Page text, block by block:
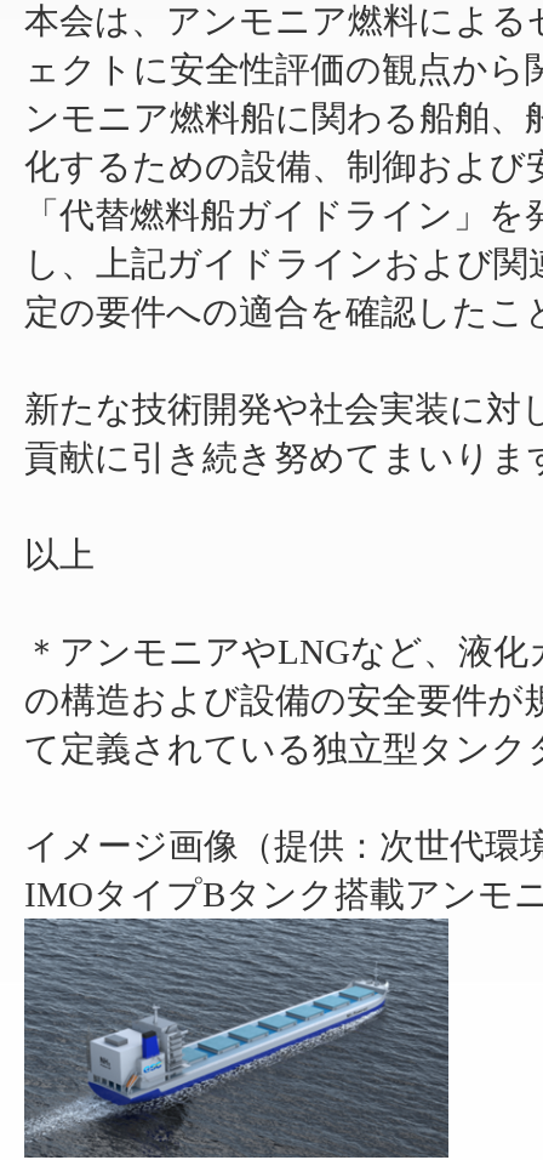
本会は、アンモニア燃料によ
ェクトに安全性評価の観点か
ンモニア燃料船に関わる船舶
化するための設備、制御およ
「代替燃料船ガイドライン」
し、上記ガイドラインおよび
定の要件への適合を確認した
新たな技術開発や社会実装に
貢献に引き続き努めてまいりま
以上
＊アンモニアやLNGなど、液
の構造および設備の安全要件
て定義されている独立型タンク
イメージ画像（提供：次世代環
IMOタイプBタンク搭載アンモ